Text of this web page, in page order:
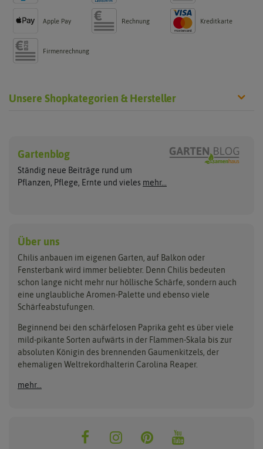
Apple Pay Rechnung Kreditkarte
Firmenrechnung
Unsere Shopkategorien & Hersteller
Wilde Sorten
Asiatische Sorten
Jalapenosamen
Habanerosamen
Asien Chilipflanzen
Habaneropflanzen
Jalapenopflanzen
Anzucht, Kultivierung
& Ernte
Pikieren
Auspflanzen
Überwintern
Arche Noah
ASB Greenworld
Buzzy Seeds
Carl Pabst
Clever Pots
COMPO
Culinaris - Saatgut für
De Bolster Bio-Samen
Gusta Garden
Hortitops
Jiffy
Ladbrooke Soil Blockers
Lehmann Natur
Nelson Garden
Quedlinburger Saatgut
Saflax
Samen Maier
Thompson & Morgan
Gartenblog
Ständig neue Beiträge rund um
Pflanzen, Pflege, Ernte und vieles mehr...
Über uns
Chilis anbauen im eigenen Garten, auf Balkon oder
Fensterbank wird immer beliebter. Denn Chilis bedeuten
schon lange nicht mehr nur höllische Schärfe, sondern auch
eine unglaubliche Aromen-Palette und ebenso viele
Schärfeabstufungen.
Beginnend bei den schärfelosen Paprika geht es über viele
mild-pikante Sorten aufwärts in der Flammen-Skala bis zur
absoluten Königin des brennenden Gaumenkitzels, der
ehemaligen Weltrekordhalterin Carolina Reaper.
mehr...